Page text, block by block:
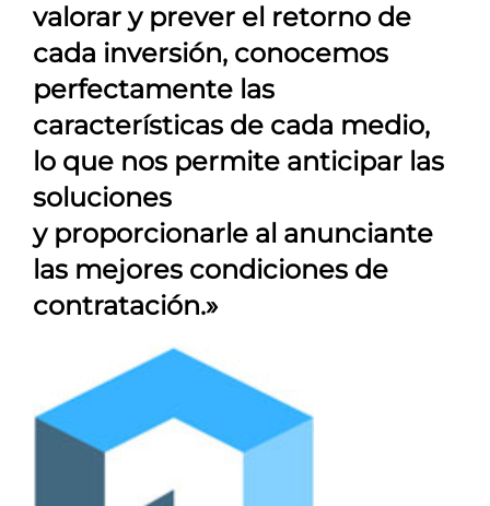
valorar y prever el retorno de
cada inversión, conocemos
perfectamente las
características de cada medio,
lo que nos permite anticipar las
soluciones
y proporcionarle al anunciante
las mejores condiciones de
contratación.»